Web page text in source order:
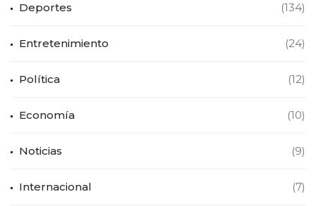
Deportes (134)
Entretenimiento (24)
Política (12)
Economía (10)
Noticias (9)
Internacional (7)